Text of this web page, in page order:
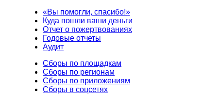
«Вы помогли, спасибо!»
Куда пошли ваши деньги
Отчет о пожертвованиях
Годовые отчеты
Аудит
Сборы по площадкам
Сборы по регионам
Сборы по приложениям
Сборы в соцсетях